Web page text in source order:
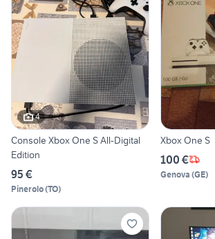
4
Console Xbox One S All-Digital
Edition
95 €
Pinerolo(TO)
Xbox One S
100 €
Genova (GE)